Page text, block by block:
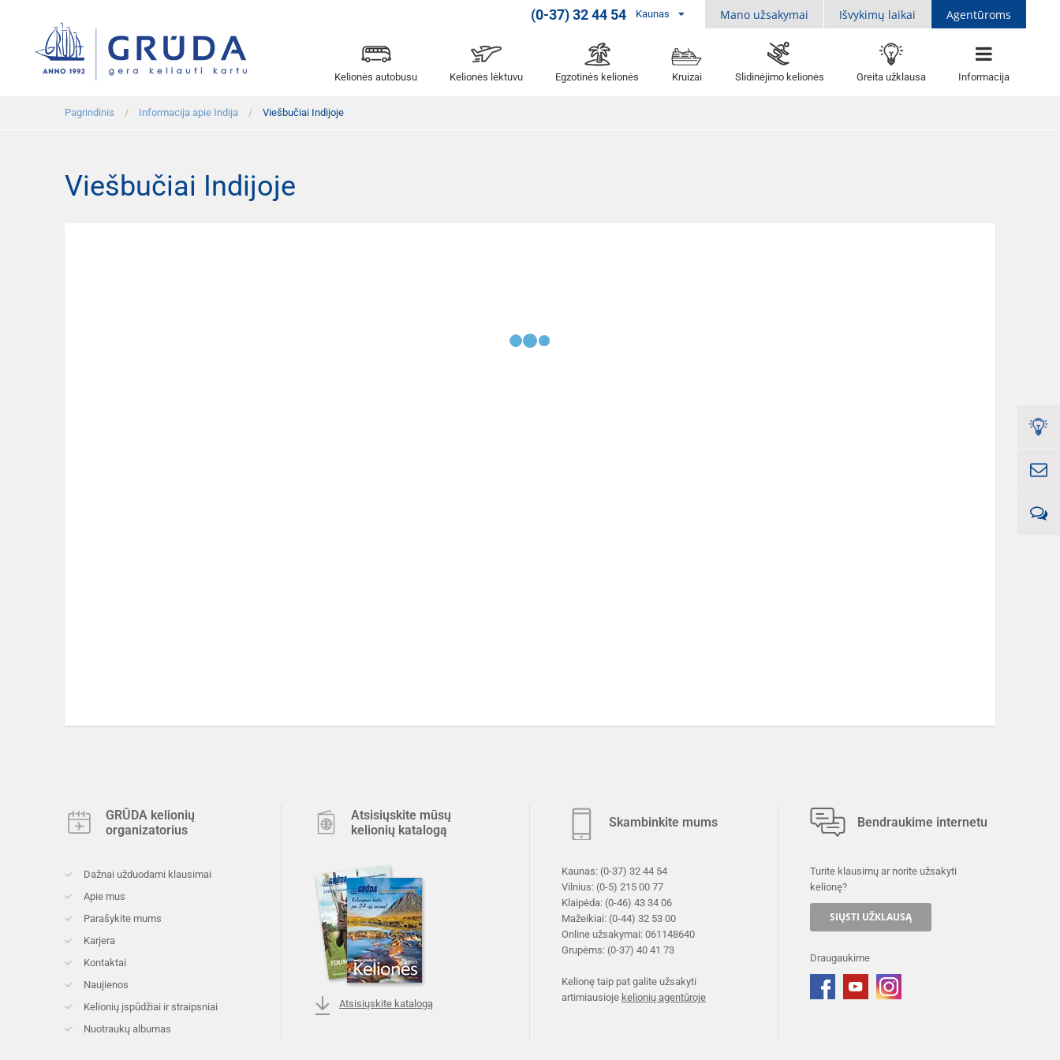
(0-37) 32 44 54 Kaunas Mano užsakymai Išvykimų laikai Agentūroms
Kelionės autobusu Kelionės lėktuvu Egzotinės kelionės Kruizai Slidinėjimo kelionės Greita užklausa Informacija
Pagrindinis Informacija apie Indija Viešbučiai Indijoje
Viešbučiai Indijoje
GRŪDA kelionių
organizatorius
Dažnai užduodami klausimai
Apie mus
Parašykite mums
Karjera
Kontaktai
Naujienos
Kelionių įspūdžiai ir straipsniai
Nuotraukų albumas
Atsisiųskite mūsų
kelionių katalogą
Atsisiųskite katalogą
Skambinkite mums
Kaunas: (0-37) 32 44 54
Vilnius: (0-5) 215 00 77
Klaipėda: (0-46) 43 34 06
Mažeikiai: (0-44) 32 53 00
Online užsakymai: 061148640
Grupėms: (0-37) 40 41 73
Kelionę taip pat galite užsakyti
artimiausioje kelionių agentūroje
Bendraukime internetu
Turite klausimų ar norite užsakyti
kelionę?
SIŲSTI UŽKLAUSĄ
Draugaukime